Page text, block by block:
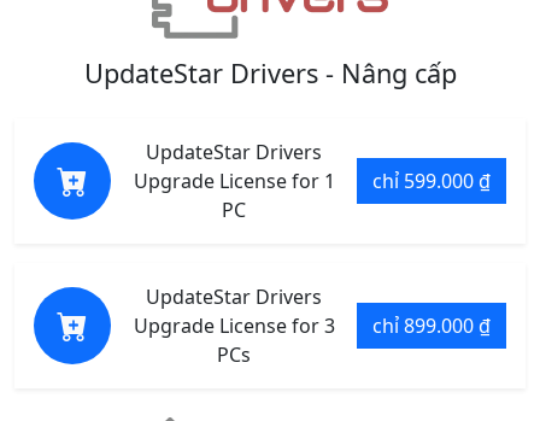
UpdateStar Drivers - Nâng cấp
UpdateStar Drivers
Upgrade License for 1
PC
chỉ 599.000 ₫
UpdateStar Drivers
Upgrade License for 3
PCs
chỉ 899.000 ₫